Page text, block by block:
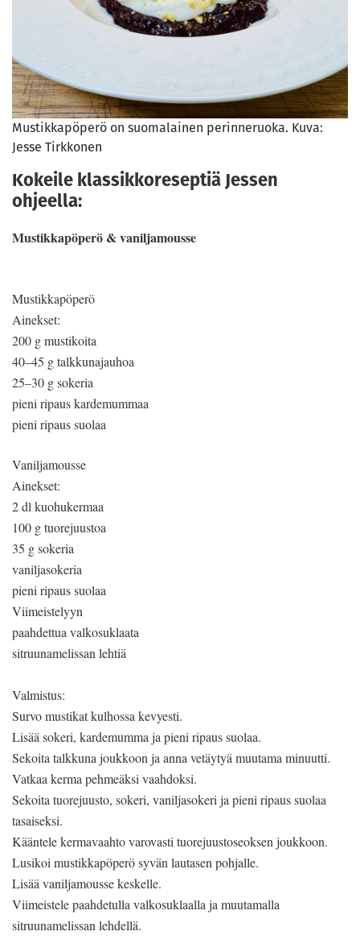
Mustikkapöperö on suomalainen perinneruoka. Kuva:
Jesse Tirkkonen
Kokeile klassikkoreseptiä Jessen
ohjeella:
Mustikkapöperö & vaniljamousse
Mustikkapöperö
Ainekset:
200 g mustikoita
40–45 g talkkunajauhoa
25–30 g sokeria
pieni ripaus kardemummaa
pieni ripaus suolaa
Vaniljamousse
Ainekset:
2 dl kuohukermaa
100 g tuorejuustoa
35 g sokeria
vaniljasokeria
pieni ripaus suolaa
Viimeistelyyn
paahdettua valkosuklaata
sitruunamelissan lehtiä
Valmistus:
Survo mustikat kulhossa kevyesti.
Lisää sokeri, kardemumma ja pieni ripaus suolaa.
Sekoita talkkuna joukkoon ja anna vetäytyä muutama minuutti.
Vatkaa kerma pehmeäksi vaahdoksi.
Sekoita tuorejuusto, sokeri, vaniljasokeri ja pieni ripaus suolaa
tasaiseksi.
Kääntele kermavaahto varovasti tuorejuustoseoksen joukkoon.
Lusikoi mustikkapöperö syvän lautasen pohjalle.
Lisää vaniljamousse keskelle.
Viimeistele paahdetulla valkosuklaalla ja muutamalla
sitruunamelissan lehdellä.